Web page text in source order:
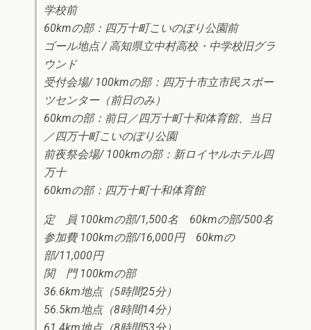
学校前
60kmの部：四万十町こいのぼり公園前
ゴール地点 / 高知県立中村高校・中学校旧グラ
ウンド
受付会場/ 100kmの部：四万十市立市民スポー
ツセンター（前日のみ）
60kmの部：前日／四万十町十和体育館、当日
／四万十町こいのぼり公園
前夜祭会場/ 100kmの部：新ロイヤルホテル四
万十
60kmの部：四万十町十和体育館
定 員 100kmの部/1,500名 60kmの部/500名
参加費 100kmの部/16,000円 60kmの
部/11,000円
関 門 100kmの部
36.6km地点（5時間25分）
56.5km地点（8時間14分）